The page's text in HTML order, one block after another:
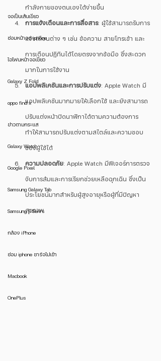
จอเป็นเส้นเขียว
ซ่อมหน้าจอ iphone
ไอโฟนหน้าจอเขียว
Galaxy Z Fold
oppo find x
ข่าวตามกระแส
Galaxy Watch
Google Pixel
Samsung Galaxy Tab
Samsung S Serirs
กล้อง iPhone
ซ่อม iphone ชาร์จไม่เข้า
Macbook
OnePlus
กำลังกายของตนเองได้ง่ายขึ้น
การแจ้งเตือนและการสื่อสาร: ผู้ใช้สามารถรับการ
แจ้งเตือนต่าง ๆ เช่น ข้อความ สายโทรเข้า และ
การเตือนปฏิทินได้โดยตรงจากข้อมือ ซึ่งสะดวก
มากในการใช้งาน
แอปพลิเคชันและการปรับแต่ง: Apple Watch มี
แอปพลิเคชันมากมายให้เลือกใช้ และยังสามารถ
ปรับแต่งหน้าปัดนาฬิกาได้ตามความต้องการ
ทำให้สามารถปรับแต่งตามสไตล์และความชอบ
ของผู้ใช้ได้
ความปลอดภัย: Apple Watch มีฟีเจอร์การตรวจ
จับการล้มและการเรียกช่วยเหลือฉุกเฉิน ซึ่งเป็น
ประโยชน์มากสำหรับผู้สูงอายุหรือผู้ที่มีปัญหา
สุขภาพ